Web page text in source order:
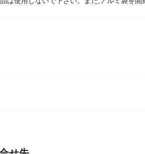
用分は袋に入れ,袋のチャックをきちんと